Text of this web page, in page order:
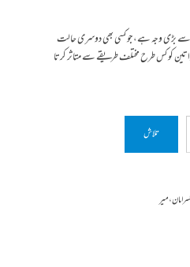
بڑی وجہ ہے، جو کسی بھی دوسری حالت
کو کس طرح مختلف طریقے سے متاثر کرتا
تلاش
امان،میر